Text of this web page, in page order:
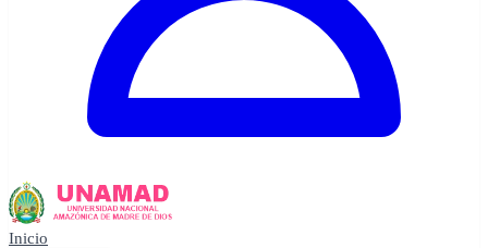
Inicio